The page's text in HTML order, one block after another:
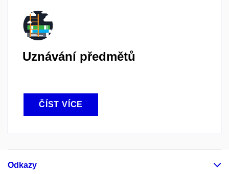
Uznávání předmětů
ČÍST VÍCE
Odkazy